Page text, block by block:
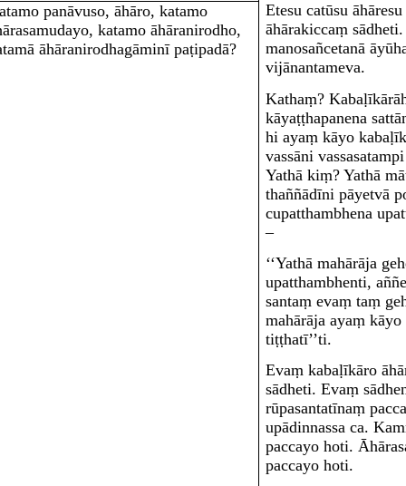
Etesu catūsu
āhārakiccaṃ
manosañcetanā
vijānantameva.
Kathaṃ?
kāyaṭṭhapanena
hi ayaṃ kāyo
vassāni
Yathā kiṃ? Yathā
thaññādīni pāyetvā
cupatthambhena
–
‘‘Yathā mahārāja
upatthambhenti,
santaṃ evaṃ taṃ
mahārāja ayaṃ
tiṭṭhatī’’ti.
Evaṃ kabaḷīkāro
sādheti. Evaṃ
rūpasantatīnaṃ
upādinnassa ca.
paccayo hoti.
paccayo hoti.
panāvuso, āhāro, katamo
katamo āhāranirodho,
āhāranirodhagāminī paṭipadā?